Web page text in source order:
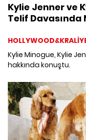
Kylie Jenner ve
Telif Davasında
Kylie Minogue, Kylie
hakkında konuştu.